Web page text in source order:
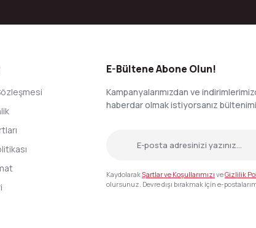
E-Bültene Abone Olun!
Kampanyalarımızdan ve
haberdar olmak istiyorsanız
KaydolarakŞartlar ve Koşullarımızı veGizlilik
olursunuz. Devre dışı bırakmak için e-